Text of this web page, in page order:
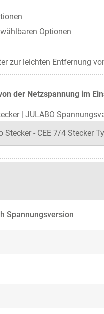
der Netzspannung im
| JULABO
Spannungsversion
Optionen
zur leichten Entfernung